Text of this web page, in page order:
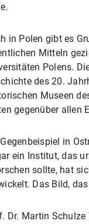
in Polen gibt es
Mitteln
Polens.
des 20.
Museen
gegenüber allen
in
ein Institut, das
sollte, hat
Das Bild,
Dr. Martin Schulze